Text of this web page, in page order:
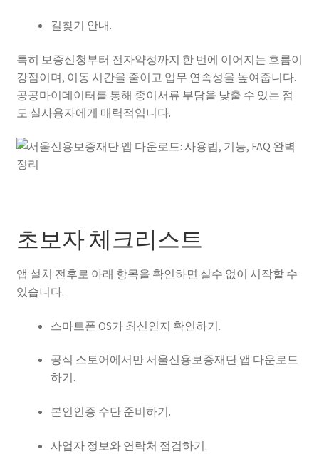
길찾기 안내.
특히 보증신청부터 전자약정까지 한 번에 이어지는 흐름이
강점이며, 이동 시간을 줄이고 업무 연속성을 높여줍니다.
공공마이데이터를 통해 종이서류 부담을 낮출 수 있는 점
도 실사용자에게 매력적입니다.
초보자 체크리스트
앱 설치 전후로 아래 항목을 확인하면 실수 없이 시작할 수
있습니다.
스마트폰 OS가 최신인지 확인하기.
공식 스토어에서만 서울신용보증재단 앱 다운로드
하기.
본인인증 수단 준비하기.
사업자 정보와 연락처 점검하기.